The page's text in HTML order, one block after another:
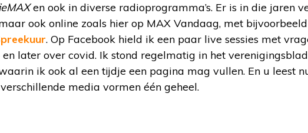
en ook in diverse radioprogramma’s. Er is in die jaren
ook online zoals hier op MAX Vandaag, met
. Op Facebook hield ik een paar live sessies met
later over covid. Ik stond regelmatig in het
ik ook al een tijdje een pagina mag vullen. En u leest
media vormen één geheel.